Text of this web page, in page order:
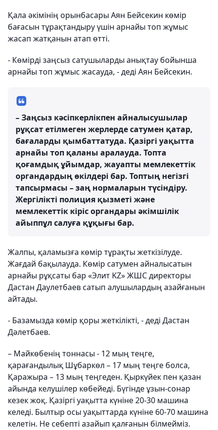
Қала әкімінің орынбасары Аян Бейсекин көмір
бағасын тұрақтандыру үшін арнайы топ жұмыс
жасап жатқанын атап өтті.
- Көмірді заңсыз сатушыларды анықтау бойынша
арнайы топ жұмыс жасауда, - деді Аян Бейсекин.
– Заңсыз кәсіпкерлікпен айналысушылар
рұқсат етілмеген жерлерде сатумен қатар,
бағаларды қымбаттатуда. Қазіргі уақытта
арнайы топ қаланы аралауда. Топта
қоғамдық ұйымдар, жауапты мемлекеттік
органдардың өкілдері бар. Топтың негізгі
тапсырмасы – заң нормаларын түсіндіру.
Жергілікті полиция қызметі және
мемлекеттік кіріс органдары әкімшілік
айыппұл салуға құқығы бар.
Жалпы, қаламызға көмір тұрақты жеткізілуде.
Жағдай бақылауда. Көмір сатумен айналысатын
арнайы рұқсаты бар «Элит KZ» ЖШС директоры
Дастан Даулетбаев сатып алушылардың азайғанын
айтады.
- Базамызда көмір қоры жеткілікті, - деді Дастан
Дәлетбаев.
– Майкөбенің тоннасы - 12 мың теңге,
қарағандылық Шұбаркөл – 17 мың теңге болса,
Қаражыра – 13 мың теңгеден. Қыркүйек пен қазан
айында келушілер көбейеді. Бүгінде ұзын-сонар
кезек жоқ. Қазіргі уақытта күніне 20-30 машина
келеді. Былтыр осы уақыттарда күніне 60-70 машина
келетін. Не себепті азайып қалғанын білмейміз.